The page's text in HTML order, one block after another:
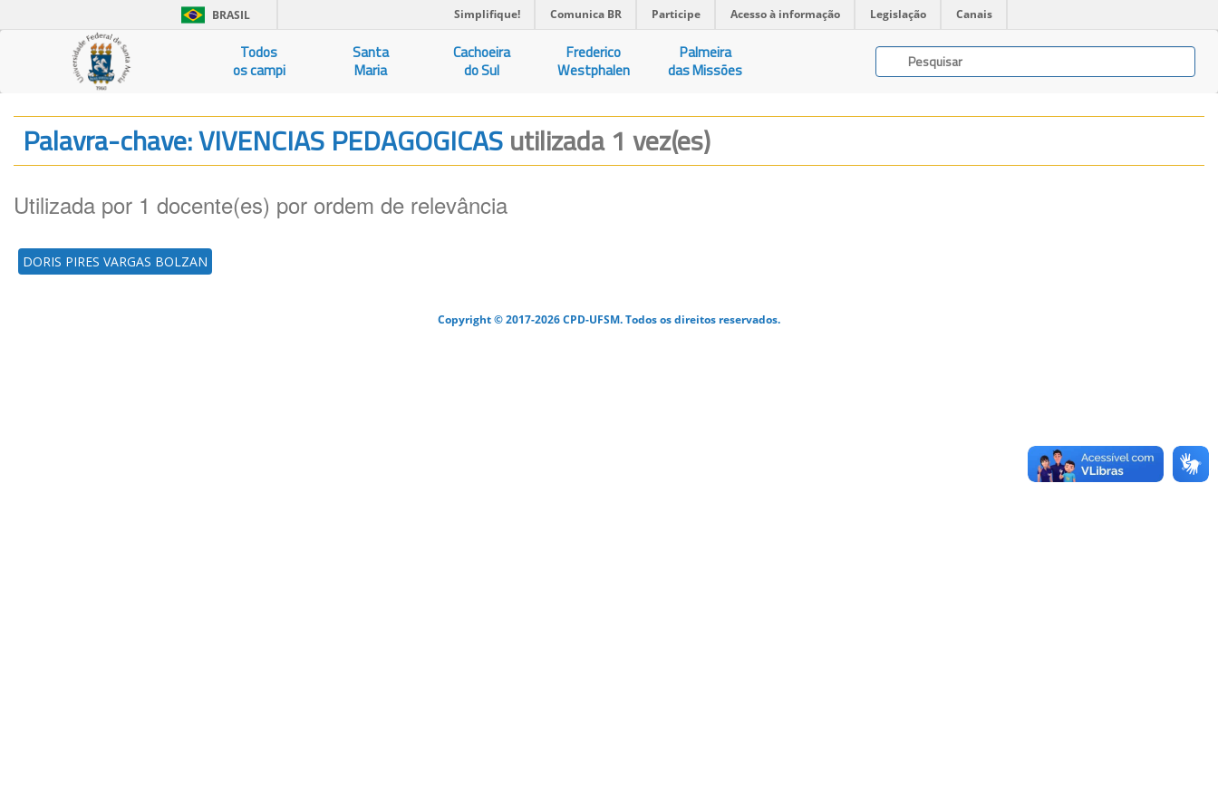
BRASIL Simplifique! Comunica BR Participe Acesso à informação Legislação Canais
Todos
os campi
Santa
Maria
Cachoeira
do Sul
Frederico
Westphalen
Palmeira
das Missões
Palavra-chave: VIVENCIAS PEDAGOGICASutilizada 1 vez(es)
Utilizada por 1 docente(es) por ordem de relevância
DORIS PIRES VARGAS BOLZAN
Copyright © 2017-2026 CPD-UFSM. Todos os direitos reservados.